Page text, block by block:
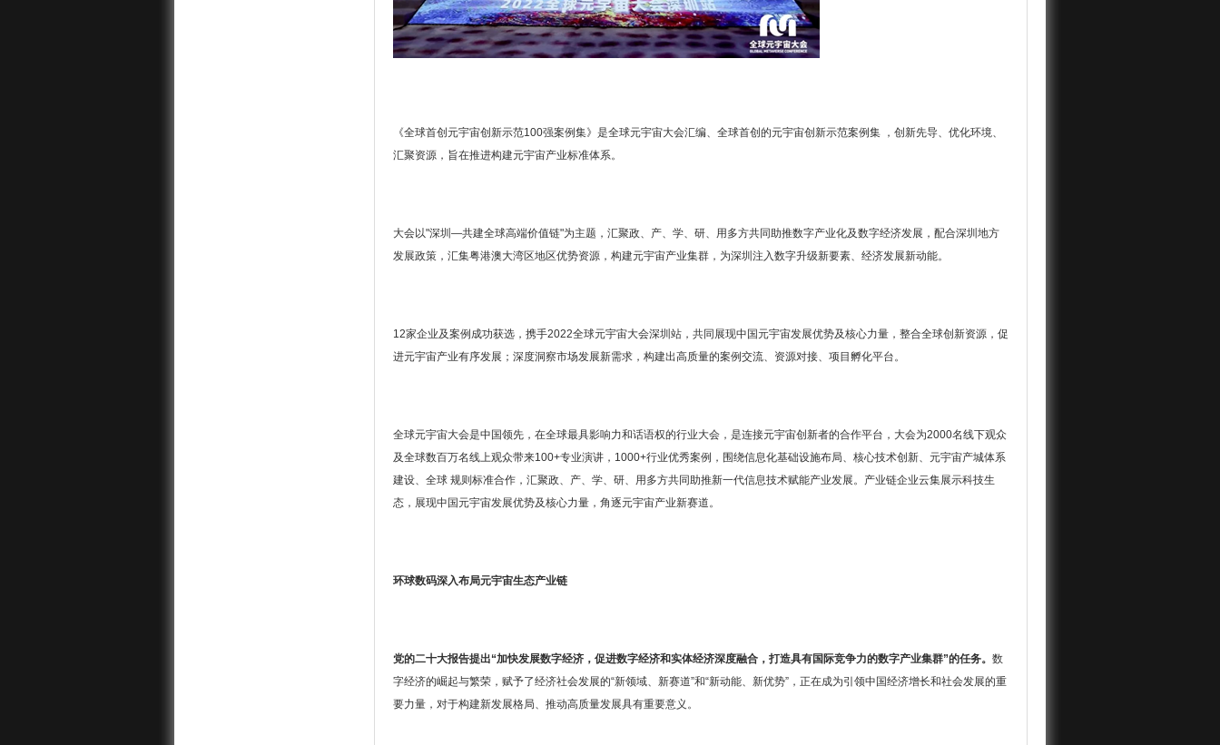
《全球首创元宇宙创新示范100强案例集》是全球元宇宙大会汇编、全球首创的元宇宙创新示范案例集 ，创新先导、优化环境、
汇聚资源，旨在推进构建元宇宙产业标准体系。
大会以"深圳—共建全球高端价值链"为主题，汇聚政、产、学、研、用多方共同助推数字产业化及数字经济发展，配合深圳地方
发展政策，汇集粤港澳大湾区地区优势资源，构建元宇宙产业集群，为深圳注入数字升级新要素、经济发展新动能。
12家企业及案例成功获选，携手2022全球元宇宙大会深圳站，共同展现中国元宇宙发展优势及核心力量，整合全球创新资源，促
进元宇宙产业有序发展；深度洞察市场发展新需求，构建出高质量的案例交流、资源对接、项目孵化平台。
全球元宇宙大会是中国领先，在全球最具影响力和话语权的行业大会，是连接元宇宙创新者的合作平台，大会为2000名线下观众
及全球数百万名线上观众带来100+专业演讲，1000+行业优秀案例，围绕信息化基础设施布局、核心技术创新、元宇宙产城体系
建设、全球 规则标准合作，汇聚政、产、学、研、用多方共同助推新一代信息技术赋能产业发展。产业链企业云集展示科技生
态，展现中国元宇宙发展优势及核心力量，角逐元宇宙产业新赛道。
环球数码深入布局元宇宙生态产业链
党的二十大报告提出“加快发展数字经济，促进数字经济和实体经济深度融合，打造具有国际竞争力的数字产业集群”的任务。 数
字经济的崛起与繁荣，赋予了经济社会发展的“新领域、新赛道”和“新动能、新优势”，正在成为引领中国经济增长和社会发展的重
要力量，对于构建新发展格局、推动高质量发展具有重要意义。